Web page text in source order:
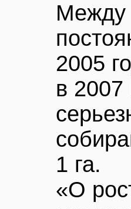
Между
2005
в
1 га.
«О